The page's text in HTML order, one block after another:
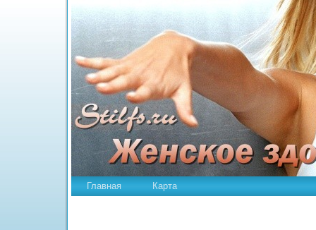
Главная Карта